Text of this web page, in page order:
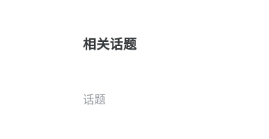
相关话题
话题